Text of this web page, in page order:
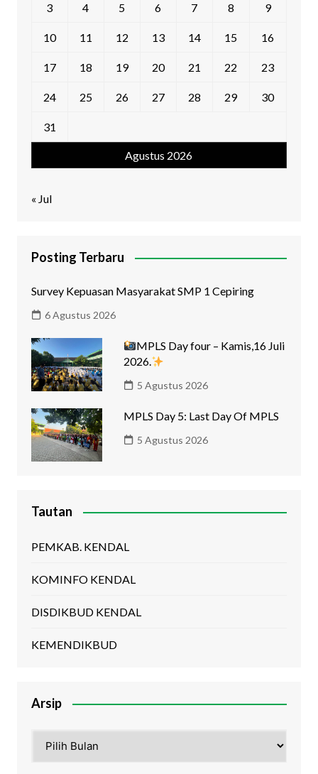
Agustus 2026
3 4 5 6 7 8 9
10 11 12 13 14 15 16
17 18 19 20 21 22 23
24 25 26 27 28 29 30
31
« Jul
Posting Terbaru
Survey Kepuasan Masyarakat SMP 1 Cepiring
6 Agustus 2026
MPLS Day four – Kamis,16 Juli
2026.
5 Agustus 2026
MPLS Day 5: Last Day Of MPLS
5 Agustus 2026
Tautan
PEMKAB. KENDAL
KOMINFO KENDAL
DISDIKBUD KENDAL
KEMENDIKBUD
Arsip